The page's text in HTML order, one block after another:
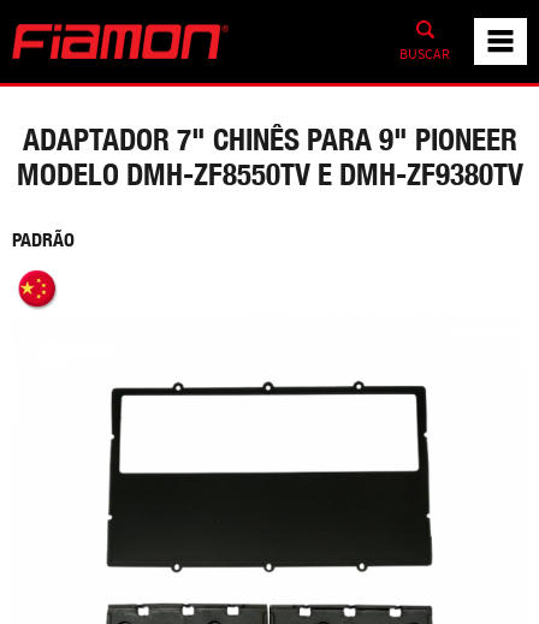
BUSCAR
ADAPTADOR 7" CHINÊS PARA 9" PIONEER
MODELO DMH-ZF8550TV E DMH-ZF9380TV
PADRÃO